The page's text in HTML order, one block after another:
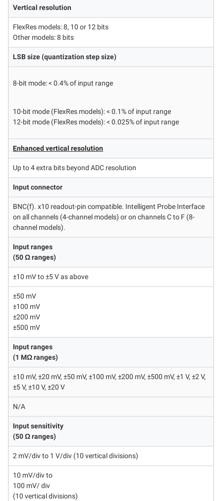
Vertical resolution
FlexRes models: 8, 10 or 12 bits
Other models: 8 bits
LSB size (quantization step size)
8-bit mode: < 0.4% of input range
10-bit mode (FlexRes models): < 0.1% of input range
12-bit mode (FlexRes models): < 0.025% of input range
Enhanced vertical resolution
Up to 4 extra bits beyond ADC resolution
Input connector
BNC(f). x10 readout-pin compatible. Intelligent Probe Interface
on all channels (4-channel models) or on channels C to F (8-
channel models).
Input ranges
(50 Ω ranges)
±10 mV to ±5 V as above
±50 mV
±100 mV
±200 mV
±500 mV
Input ranges
(1 MΩ ranges)
±10 mV, ±20 mV, ±50 mV, ±100 mV, ±200 mV, ±500 mV, ±1 V, ±2 V,
±5 V, ±10 V, ±20 V
N/A
Input sensitivity
(50 Ω ranges)
2 mV/div to 1 V/div (10 vertical divisions)
10 mV/div to
100 mV/ div
(10 vertical divisions)